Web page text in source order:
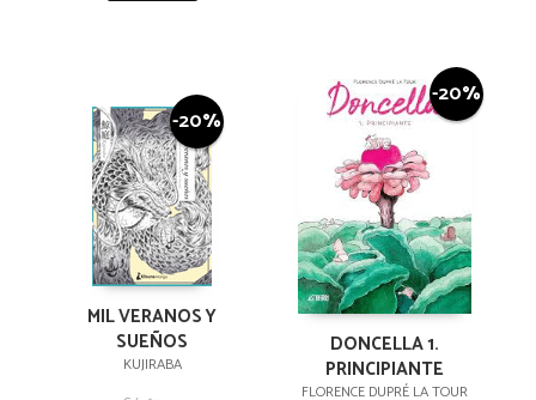
-20%
MIL VERANOS Y
SUEÑOS
KUJIRABA
-20%
DONCELLA 1.
PRINCIPIANTE
FLORENCE DUPRÉ LA TOUR